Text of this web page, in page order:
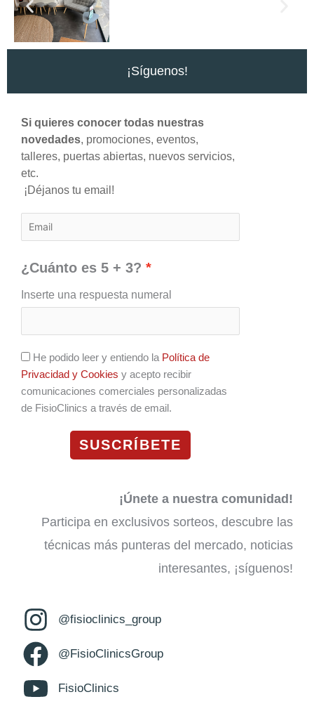
¡Síguenos!
Si quieres conocer todas nuestras
novedades, promociones, eventos,
talleres, puertas abiertas, nuevos servicios,
etc.
¡Déjanos tu email!
¿Cuánto es 5 + 3?
Inserte una respuesta numeral
He podido leer y entiendo la Política de
Privacidad y Cookies y acepto recibir
comunicaciones comerciales personalizadas
de FisioClinics a través de email.
SUSCRÍBETE
¡Únete a nuestra comunidad!
Participa en exclusivos sorteos, descubre las
técnicas más punteras del mercado, noticias
interesantes, ¡síguenos!
@fisioclinics_group
@FisioClinicsGroup
FisioClinics